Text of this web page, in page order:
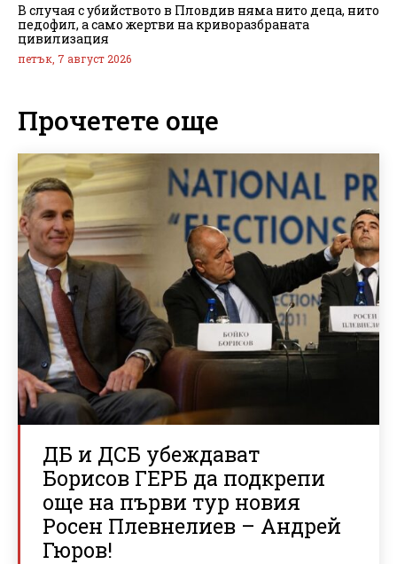
В случая с убийството в Пловдив няма нито деца, нито
педофил, а само жертви на криворазбраната
цивилизация
петък, 7 август 2026
Прочетете още
ДБ и ДСБ убеждават
Борисов ГЕРБ да подкрепи
още на първи тур новия
Росен Плевнелиев – Андрей
Гюров!